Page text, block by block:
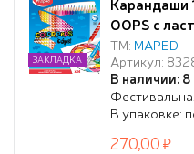
OOPS с
ТМ: MAPED
Артикул:
В наличии:
В упаковке:
ЗАКЛАДКА
270,00